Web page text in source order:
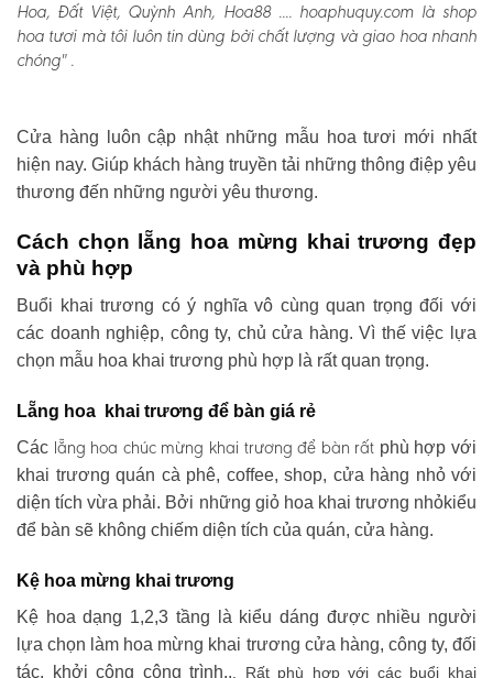
Hoa, Đất Việt, Quỳnh Anh, Hoa88 .... hoaphuquy.com là shop
hoa tươi mà tôi luôn tin dùng bởi chất lượng và giao hoa nhanh
chóng" .
Cửa hàng luôn cập nhật những mẫu hoa tươi mới nhất
hiện nay. Giúp khách hàng truyền tải những thông điệp yêu
thương đến những người yêu thương.
Cách chọn lẵng hoa mừng khai trương đẹp
và phù hợp
Buổi khai trương có ý nghĩa vô cùng quan trọng đối với
các doanh nghiệp, công ty, chủ cửa hàng. Vì thế việc lựa
chọn mẫu hoa khai trương phù hợp là rất quan trọng.
Lẵng hoa khai trương để bàn giá rẻ
Các lẵng hoa chúc mừng khai trương để bàn rất phù hợp với
khai trương quán cà phê, coffee, shop, cửa hàng nhỏ với
diện tích vừa phải. Bởi những giỏ hoa khai trương nhỏkiểu
để bàn sẽ không chiếm diện tích của quán, cửa hàng.
Kệ hoa mừng khai trương
Kệ hoa dạng 1,2,3 tầng là kiểu dáng được nhiều người
lựa chọn làm hoa mừng khai trương cửa hàng, công ty, đối
tác, khởi công công trình.. . Rất phù hợp với các buổi khai